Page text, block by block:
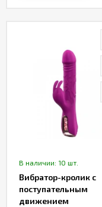
В наличии: 10 шт.
Вибратор-кролик с
поступательным
движением